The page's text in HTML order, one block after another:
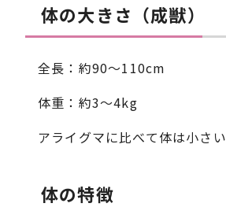
体の大きさ（成獣）
全長：約90～110cm
体重：約3～4kg
アライグマに比べて体は小さい
体の特徴